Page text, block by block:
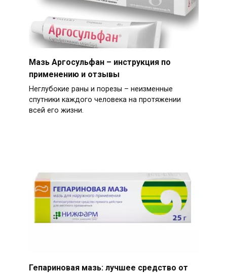
Мазь Аргосульфан – инструкция по
применению и отзывы
Неглубокие раны и порезы – неизменные
спутники каждого человека на протяжении
всей его жизни.
Гепариновая мазь: лучшее средство от